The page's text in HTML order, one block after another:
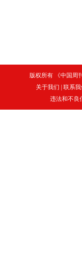
版权所有 《中国周
关于我们
联系
违法和不良